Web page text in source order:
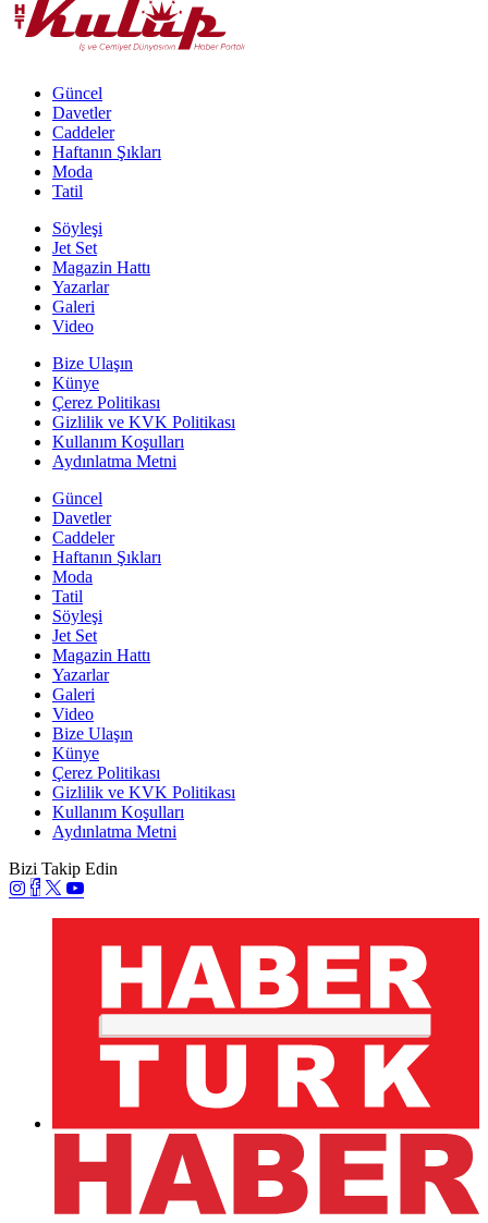
Güncel
Davetler
Caddeler
Haftanın Şıkları
Moda
Tatil
Söyleşi
Jet Set
Magazin Hattı
Yazarlar
Galeri
Video
Bize Ulaşın
Künye
Çerez Politikası
Gizlilik ve KVK Politikası
Kullanım Koşulları
Aydınlatma Metni
Güncel
Davetler
Caddeler
Haftanın Şıkları
Moda
Tatil
Söyleşi
Jet Set
Magazin Hattı
Yazarlar
Galeri
Video
Bize Ulaşın
Künye
Çerez Politikası
Gizlilik ve KVK Politikası
Kullanım Koşulları
Aydınlatma Metni
Bizi Takip Edin